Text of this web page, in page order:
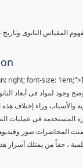
المقياس النانوى
right; font-size:
وجود لمواد فى أبعاد
وراء إختلاف هذه
فى عمليات
المحاضرات صور